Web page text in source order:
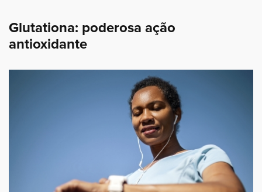
Glutationa: poderosa ação
antioxidante